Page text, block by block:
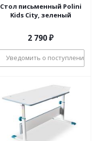
Стол письменный Polini
Kids City, зеленый
2 790₽
Уведомить о поступлении